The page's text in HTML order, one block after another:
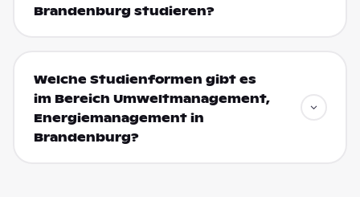
Brandenburg studieren?
Welche Studienformen gibt es
im Bereich Umweltmanagement,
Energiemanagement in
Brandenburg?